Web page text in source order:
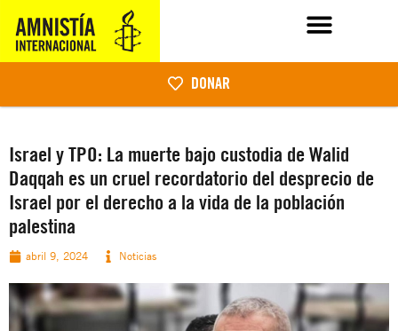
DONAR
Israel y TPO: La muerte bajo custodia de Walid
Daqqah es un cruel recordatorio del desprecio de
Israel por el derecho a la vida de la población
palestina
abril 9, 2024 Noticias